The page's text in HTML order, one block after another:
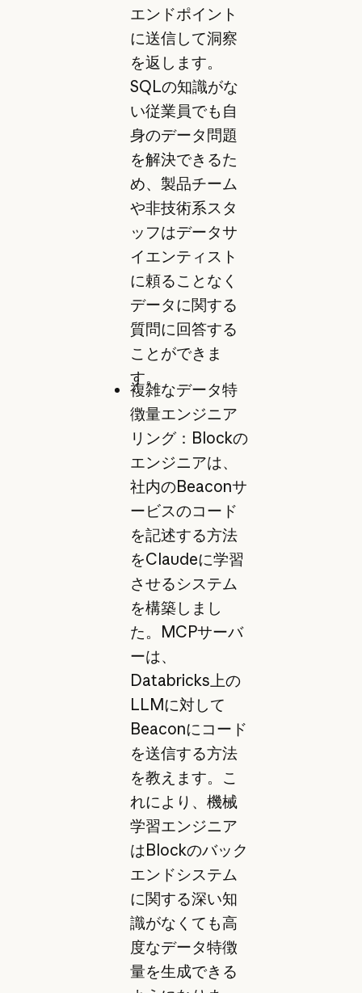
エンドポイント
に送信して洞察
を返します。
SQLの知識がな
い従業員でも自
身のデータ問題
を解決できるた
め、製品チーム
や非技術系スタ
ッフはデータサ
イエンティスト
に頼ることなく
データに関する
質問に回答する
ことができま
す。
複雑なデータ特
徴量エンジニア
リング：Blockの
エンジニアは、
社内のBeaconサ
ービスのコード
を記述する方法
をClaudeに学習
させるシステム
を構築しまし
た。MCPサーバ
ーは、
Databricks上の
LLMに対して
Beaconにコード
を送信する方法
を教えます。こ
れにより、機械
学習エンジニア
はBlockのバック
エンドシステム
に関する深い知
識がなくても高
度なデータ特徴
量を生成できる